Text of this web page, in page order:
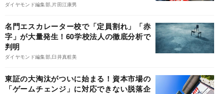
ダイヤモンド編集部,片田江康男
名門エスカレーター校で「定員割れ」「赤
字」が大量発生！60学校法人の徹底分析で
判明
ダイヤモンド編集部,臼井真粧美
東証の大淘汰がついに始まる！資本市場の
「ゲームチェンジ」に対応できない脱落企